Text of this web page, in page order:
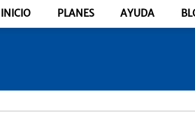
INICIO PLANES AYUDA